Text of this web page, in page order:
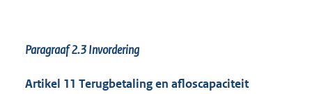
Paragraaf 2.3Invordering
Artikel 11 Terugbetaling en afloscapaciteit